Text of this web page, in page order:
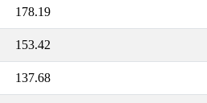
178.19
153.42
137.68